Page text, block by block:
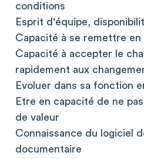
conditions
Esprit d'équipe,
Capacité à se remettre en
Capacité à accepter le
rapidement aux
Evoluer dans sa fonction
Etre en capacité de ne
de valeur
Connaissance du logiciel
documentaire